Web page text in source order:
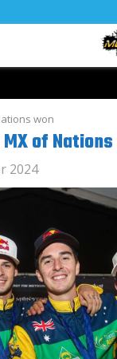
won
of
2024